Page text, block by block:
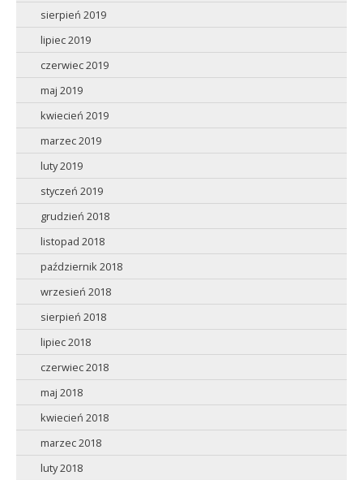
sierpień 2019
lipiec 2019
czerwiec 2019
maj 2019
kwiecień 2019
marzec 2019
luty 2019
styczeń 2019
grudzień 2018
listopad 2018
październik 2018
wrzesień 2018
sierpień 2018
lipiec 2018
czerwiec 2018
maj 2018
kwiecień 2018
marzec 2018
luty 2018